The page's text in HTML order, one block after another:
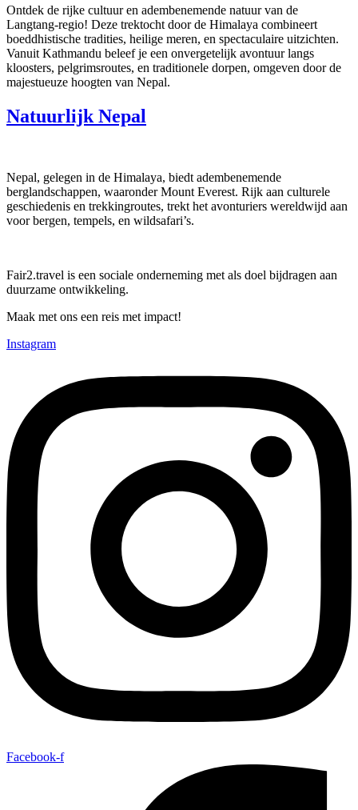
Ontdek de rijke cultuur en adembenemende natuur van de
Langtang-regio! Deze trektocht door de Himalaya combineert
boeddhistische tradities, heilige meren, en spectaculaire uitzichten.
Vanuit Kathmandu beleef je een onvergetelijk avontuur langs
kloosters, pelgrimsroutes, en traditionele dorpen, omgeven door de
majestueuze hoogten van Nepal.
Natuurlijk Nepal
Nepal, gelegen in de Himalaya, biedt adembenemende
berglandschappen, waaronder Mount Everest. Rijk aan culturele
geschiedenis en trekkingroutes, trekt het avonturiers wereldwijd aan
voor bergen, tempels, en wildsafari’s.
Fair2.travel is een sociale onderneming met als doel bijdragen aan
duurzame ontwikkeling.
Maak met ons een reis met impact!
Instagram
Facebook-f